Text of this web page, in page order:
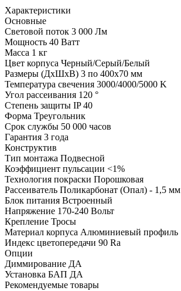
Характеристики
Основные
Световой поток 3 000 Лм
Мощность 40 Ватт
Масса 1 кг
Цвет корпуса Черный/Серый/Белый
Размеры (ДхШхВ) 3 по 400х70 мм
Температура свечения 3000/4000/5000 K
Угол рассеивания 120 °
Степень защиты IP 40
Форма Треугольник
Срок службы 50 000 часов
Гарантия 3 года
Конструктив
Тип монтажа Подвесной
Коэффициент пульсации <1%
Технология покраски Порошковая
Рассеиватель Поликарбонат (Опал) - 1,5 мм
Блок питания Встроенный
Напряжение 170-240 Вольт
Крепление Тросы
Материал корпуса Алюминиевый профиль
Индекс цветопередачи 90 Ra
Опции
Диммирование ДА
Установка БАП ДА
Рекомендуемые товары